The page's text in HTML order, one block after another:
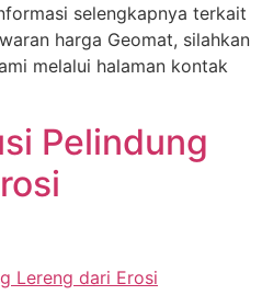
selengkapnya terkait
harga Geomat, silahkan
melalui halaman kontak
Pelindung